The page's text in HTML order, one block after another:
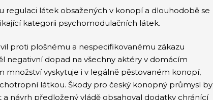
látek obsažených v konopí a dlouhodobě se
kategorii psychomodulačních látek.
proti plošnému a nespecifikovanému zákazu
negativní dopad na všechny aktéry v domácím
množství vyskytuje i v legálně pěstovaném konopí,
látkou. Škody pro český konopný průmysl by
návrh předložený vládě obsahoval dodatky chránící